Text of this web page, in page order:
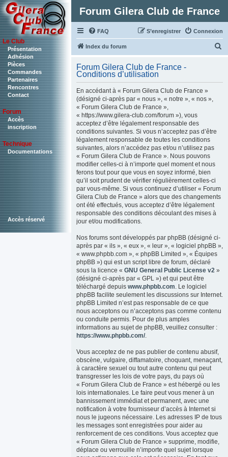
Le Club
Présentation
Adhésion
Pièces
Commandes
Partenaires
Rencontres
Contact
Forum
Accès
inscription
Technique
Documentations
Accès réservé
Forum Gilera Club de France
FAQ Connexion
S’enregistrer
Index du forum
h
Forum Gilera Club de France -
Conditions d’utilisation
En accédant à « Forum Gilera Club de France »
(désigné ci-après par « nous », « notre », « nos »,
« Forum Gilera Club de France »,
« https://www.gilera-club.com/forum »), vous
acceptez d’être légalement responsable des
conditions suivantes. Si vous n’acceptez pas d’être
légalement responsable de toutes les conditions
suivantes, alors n’accédez pas et/ou n’utilisez pas
« Forum Gilera Club de France ». Nous pouvons
modifier celles-ci à n’importe quel moment et nous
ferons tout pour que vous en soyez informé, bien
qu’il soit prudent de vérifier régulièrement celles-ci
par vous-même. Si vous continuez d’utiliser « Forum
Gilera Club de France » alors que des changements
ont été effectués, vous acceptez d’être légalement
responsable des conditions découlant des mises à
jour et/ou modifications.
Nos forums sont développés par phpBB (désigné ci-
après par « ils », « eux », « leur », « logiciel phpBB »,
« www.phpbb.com », « phpBB Limited », « Équipes
phpBB ») qui est un script libre de forum, déclaré
sous la licence « GNU General Public License v2 »
(désigné ci-après par « GPL ») et qui peut être
téléchargé depuis www.phpbb.com. Le logiciel
phpBB facilite seulement les discussions sur Internet.
phpBB Limited n’est pas responsable de ce que
nous acceptons ou n’acceptons pas comme contenu
ou conduite permis. Pour de plus amples
informations au sujet de phpBB, veuillez consulter :
https://www.phpbb.com/.
Vous acceptez de ne pas publier de contenu abusif,
obscène, vulgaire, diffamatoire, choquant, menaçant,
à caractère sexuel ou tout autre contenu qui peut
transgresser les lois de votre pays, du pays où
« Forum Gilera Club de France » est hébergé ou les
lois internationales. Le faire peut vous mener à un
bannissement immédiat et permanent, avec une
notification à votre fournisseur d’accès à Internet si
nous le jugeons nécessaire. Les adresses IP de tous
les messages sont enregistrées pour aider au
renforcement de ces conditions. Vous acceptez que
« Forum Gilera Club de France » supprime, modifie,
déplace ou verrouille n’importe quel sujet lorsque